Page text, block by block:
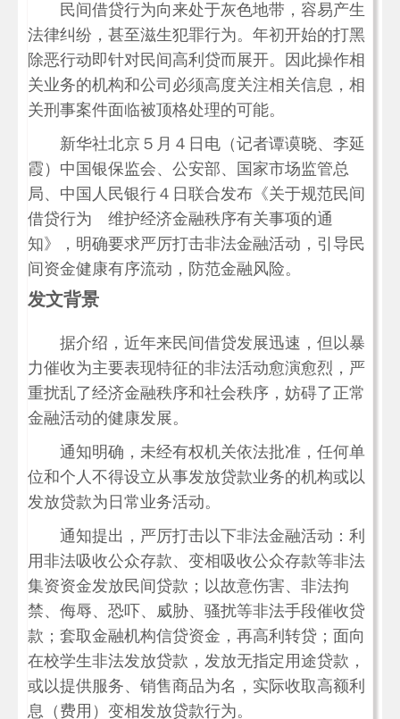
民间借贷行为向来处于灰色地带，容易产生
法律纠纷，甚至滋生犯罪行为。年初开始的打黑
除恶行动即针对民间高利贷而展开。因此操作相
关业务的机构和公司必须高度关注相关信息，相
关刑事案件面临被顶格处理的可能。
新华社北京５月４日电（记者谭谟晓、李延
霞）中国银保监会、公安部、国家市场监管总
局、中国人民银行４日联合发布《关于规范民间
借贷行为 维护经济金融秩序有关事项的通
知》，明确要求严厉打击非法金融活动，引导民
间资金健康有序流动，防范金融风险。
发文背景
据介绍，近年来民间借贷发展迅速，但以暴
力催收为主要表现特征的非法活动愈演愈烈，严
重扰乱了经济金融秩序和社会秩序，妨碍了正常
金融活动的健康发展。
通知明确，未经有权机关依法批准，任何单
位和个人不得设立从事发放贷款业务的机构或以
发放贷款为日常业务活动。
通知提出，严厉打击以下非法金融活动：利
用非法吸收公众存款、变相吸收公众存款等非法
集资资金发放民间贷款；以故意伤害、非法拘
禁、侮辱、恐吓、威胁、骚扰等非法手段催收贷
款；套取金融机构信贷资金，再高利转贷；面向
在校学生非法发放贷款，发放无指定用途贷款，
或以提供服务、销售商品为名，实际收取高额利
息（费用）变相发放贷款行为。